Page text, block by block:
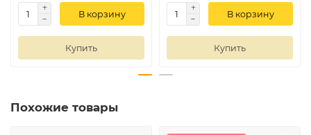
В корзину
Купить
В корзину
Купить
Похожие товары